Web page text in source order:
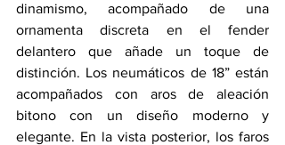
dinamismo, acompañado de una
ornamenta discreta en el fender
delantero que añade un toque de
distinción. Los neumáticos de 18” están
acompañados con aros de aleación
bitono con un diseño moderno y
elegante. En la vista posterior, los faros